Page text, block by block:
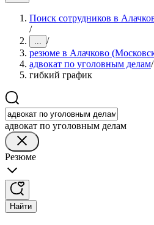
Поиск сотрудников в
/
... /
резюме в Алачково
адвокат по уголовным делам/
гибкий график
адвокат по уголовным делам
Резюме
Найти